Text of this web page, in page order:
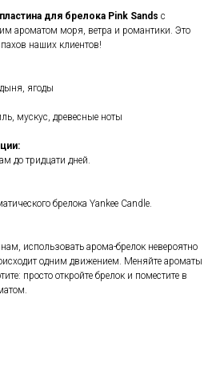
для брелока Pink Sands c
ароматом моря, ветра и романтики. Это
наших клиентов!
ягоды
мускус, древесные ноты
до тридцати дней.
брелока Yankee Candle.
использовать арома-брелок невероятно
одним движением. Меняйте ароматы
просто откройте брелок и поместите в